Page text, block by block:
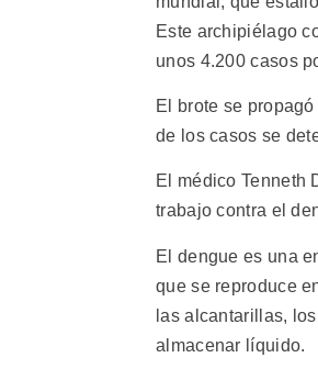
Este archipiélago
unos 4.200 casos
El brote se
de los casos se
El médico Tenneth
trabajo contra el
El dengue es una
que se reproduce
las alcantarillas,
almacenar líquido.